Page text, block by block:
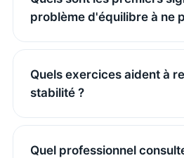
problème d'équilibre à ne
Quels exercices aident à
stabilité ?
Quel professionnel